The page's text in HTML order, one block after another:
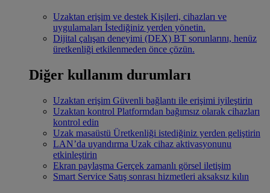
Uzaktan erişim ve destek Kişileri, cihazları ve
uygulamaları İstediğiniz yerden yönetin.
Dijital çalışan deneyimi (DEX) BT sorunlarını, henüz
üretkenliği etkilenmeden önce çözün.
Diğer kullanım durumları
Uzaktan erişim Güvenli bağlantı ile erişimi iyileştirin
Uzaktan kontrol Platformdan bağımsız olarak cihazları
kontrol edin
Uzak masaüstü Üretkenliği istediğiniz yerden geliştirin
LAN’da uyandırma Uzak cihaz aktivasyonunu
etkinleştirin
Ekran paylaşma Gerçek zamanlı görsel iletişim
Smart Service Satış sonrası hizmetleri aksaksız kılın